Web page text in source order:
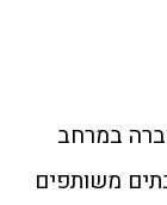
במרחב
משותפים